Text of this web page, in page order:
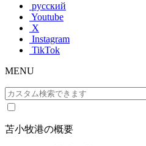
русский
Youtube
X
Instagram
TikTok
MENU
苫小牧港の概要